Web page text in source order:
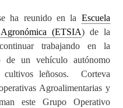
ha reunido en la Escuela
(ETSIA) de la
trabajando en la
de un vehículo autónomo
leñosos.
Corteva
Agroalimentarias y
este Grupo Operativo